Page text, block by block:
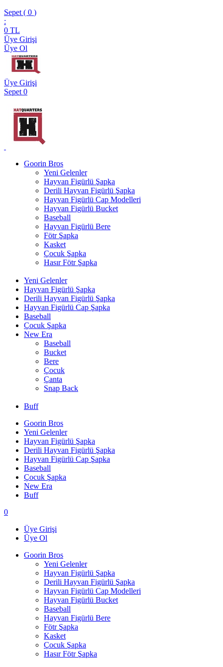
Sepet ( 0 )
:
0 TL
Üye Girişi
Üye Ol
Üye Girişi
Sepet 0
Goorin Bros
Yeni Gelenler
Hayvan Figürlü Şapka
Derili Hayvan Figürlü Şapka
Hayvan Figürlü Cap Modelleri
Hayvan Figürlü Bucket
Baseball
Hayvan Figürlü Bere
Fötr Şapka
Kasket
Çocuk Şapka
Hasır Fötr Şapka
Yeni Gelenler
Hayvan Figürlü Şapka
Derili Hayvan Figürlü Şapka
Hayvan Figürlü Cap Şapka
Baseball
Çocuk Şapka
New Era
Baseball
Bucket
Bere
Çocuk
Çanta
Snap Back
Buff
Goorin Bros
Yeni Gelenler
Hayvan Figürlü Şapka
Derili Hayvan Figürlü Şapka
Hayvan Figürlü Cap Şapka
Baseball
Çocuk Şapka
New Era
Buff
0
Üye Girişi
Üye Ol
Goorin Bros
Yeni Gelenler
Hayvan Figürlü Şapka
Derili Hayvan Figürlü Şapka
Hayvan Figürlü Cap Modelleri
Hayvan Figürlü Bucket
Baseball
Hayvan Figürlü Bere
Fötr Şapka
Kasket
Çocuk Şapka
Hasır Fötr Şapka